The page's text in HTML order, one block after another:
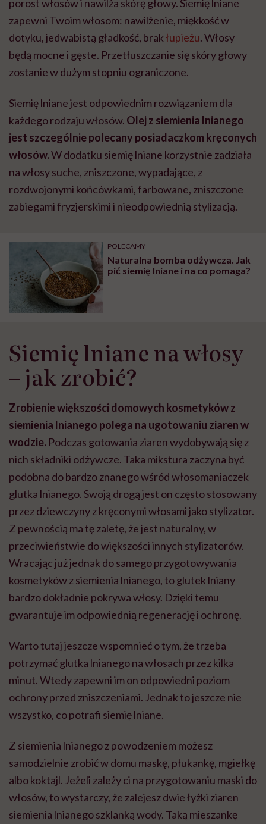
porost włosów i nawilża skórę głowy. Siemię lniane
zapewni Twoim włosom: nawilżenie, miękkość w
dotyku, jedwabistą gładkość, brakłupieżu. Włosy
będą mocne i gęste. Przetłuszczanie się skóry głowy
zostanie w dużym stopniu ograniczone.
Siemię lniane jest odpowiednim rozwiązaniem dla
każdego rodzaju włosów. Olej z siemienia lnianego
jest szczególnie polecany posiadaczkom kręconych
włosów.W dodatku siemię lniane korzystnie zadziała
na włosy suche, zniszczone, wypadające, z
rozdwojonymi końcówkami, farbowane, zniszczone
zabiegami fryzjerskimi i nieodpowiednią stylizacją.
POLECAMY
Naturalna bomba odżywcza. Jak
pić siemię lniane i na co pomaga?
Siemię lniane na włosy
– jak zrobić?
Zrobienie większości domowych kosmetyków z
siemienia lnianego polega na ugotowaniu ziaren w
wodzie. Podczas gotowania ziaren wydobywają się z
nich składniki odżywcze. Taka mikstura zaczyna być
podobna do bardzo znanego wśród włosomaniaczek
glutka lnianego. Swoją drogą jest on często stosowany
przez dziewczyny z kręconymi włosami jako stylizator.
Z pewnością ma tę zaletę, że jest naturalny, w
przeciwieństwie do większości innych stylizatorów.
Wracając już jednak do samego przygotowywania
kosmetyków z siemienia lnianego, to glutek lniany
bardzo dokładnie pokrywa włosy. Dzięki temu
gwarantuje im odpowiednią regenerację i ochronę.
Warto tutaj jeszcze wspomnieć o tym, że trzeba
potrzymać glutka lnianego na włosach przez kilka
minut. Wtedy zapewni im on odpowiedni poziom
ochrony przed zniszczeniami. Jednak to jeszcze nie
wszystko, co potrafi siemię lniane.
Z siemienia lnianego z powodzeniem możesz
samodzielnie zrobić w domu maskę, płukankę, mgiełkę
albo koktajl. Jeżeli zależy ci na przygotowaniu maski do
włosów, to wystarczy, że zalejesz dwie łyżki ziaren
siemienia lnianego szklanką wody. Taką mieszankę